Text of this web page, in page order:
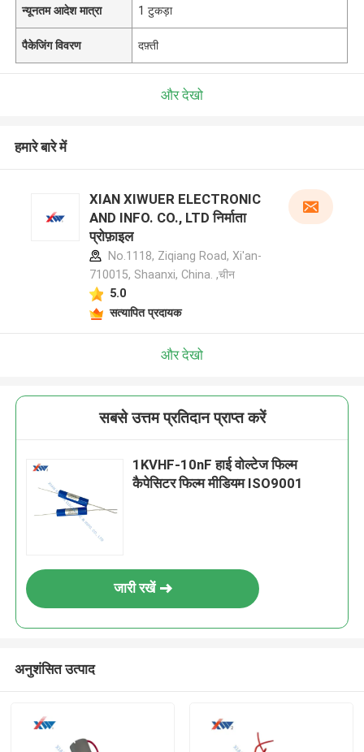
न्यूनतम आदेश मात्रा 1 टुकड़ा
पैकेजिंग विवरण दफ़्ती
और देखो
हमारे बारे में
XIAN XIWUER ELECTRONIC
AND INFO. CO., LTD निर्माता
प्रोफ़ाइल
No.1118, Ziqiang Road, Xi'an-
710015, Shaanxi, China. ,चीन
5.0
सत्यापित प्रदायक
और देखो
सबसे उत्तम प्रतिदान प्राप्त करें
1KVHF-10nF हाई वोल्टेज फिल्म
कैपेसिटर फिल्म मीडियम ISO9001
जारी रखें
अनुशंसित उत्पाद